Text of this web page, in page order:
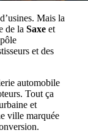
Mais la
de la Saxe et
et des
automobile
Tout ça
et
ville marquée